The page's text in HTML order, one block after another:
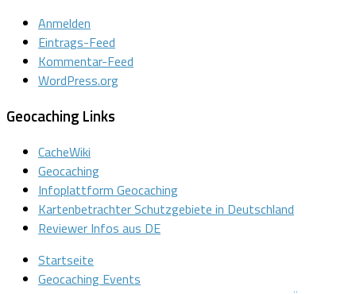
Anmelden
Eintrags-Feed
Kommentar-Feed
WordPress.org
Geocaching Links
CacheWiki
Geocaching
Infoplattform Geocaching
Kartenbetrachter Schutzgebiete in Deutschland
Reviewer Infos aus DE
Startseite
Geocaching Events